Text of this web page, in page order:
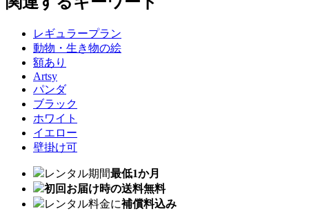
レギュラープラン
動物・生き物の絵
額あり
Artsy
パンダ
ブラック
ホワイト
イエロー
壁掛け可
レンタル期間最低1か月
初回お届け時の送料無料
レンタル料金に補償料込み